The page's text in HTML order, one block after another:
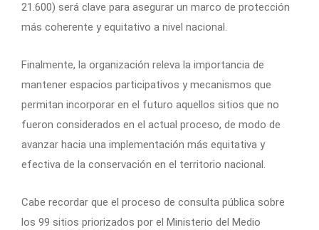
21.600) será clave para asegurar un marco de protección
más coherente y equitativo a nivel nacional.
Finalmente, la organización releva la importancia de
mantener espacios participativos y mecanismos que
permitan incorporar en el futuro aquellos sitios que no
fueron considerados en el actual proceso, de modo de
avanzar hacia una implementación más equitativa y
efectiva de la conservación en el territorio nacional.
Cabe recordar que el proceso de consulta pública sobre
los 99 sitios priorizados por el Ministerio del Medio